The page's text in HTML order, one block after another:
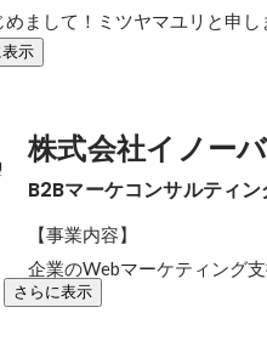
めまして！ミツヤマユリと申し
示
株式会社イノーバ
B2Bマーケコンサルティ
【事業内容】
企業のWebマーケティング
さらに表示